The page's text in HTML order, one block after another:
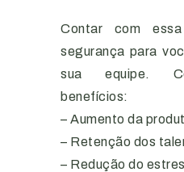
Contar com
segurança para
sua equipe.
benefícios:
– Aumento da
– Retenção dos
– Redução do